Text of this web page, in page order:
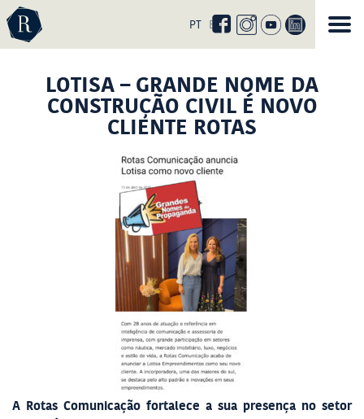
nossa
página
no
PT EN
LOTISA – GRANDE NOME DA
CONSTRUÇÃO CIVIL É NOVO
CLIENTE ROTAS
A Rotas Comunicação fortalece a sua presença no setor